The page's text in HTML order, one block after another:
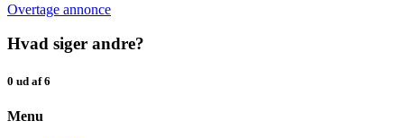
Overtage annonce
Hvad siger andre?
0 ud af 6
Menu